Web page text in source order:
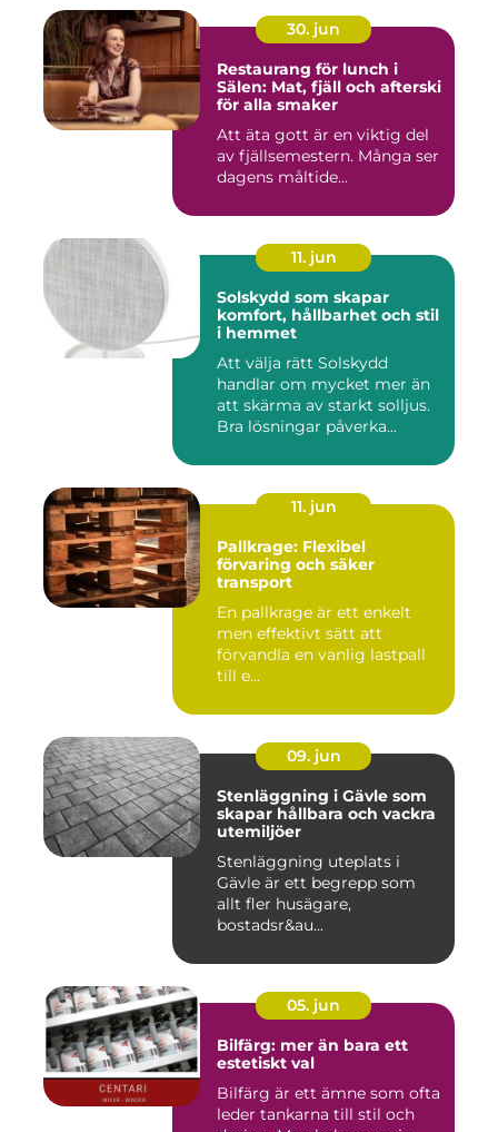
30. jun
Restaurang för lunch i
Sälen: Mat, fjäll och afterski
för alla smaker
Att äta gott är en viktig del
av fjällsemestern. Många ser
dagens måltide...
11. jun
Solskydd som skapar
komfort, hållbarhet och stil
i hemmet
Att välja rätt Solskydd
handlar om mycket mer än
att skärma av starkt solljus.
Bra lösningar påverka...
11. jun
Pallkrage: Flexibel
förvaring och säker
transport
En pallkrage är ett enkelt
men effektivt sätt att
förvandla en vanlig lastpall
till e...
09. jun
Stenläggning i Gävle som
skapar hållbara och vackra
utemiljöer
Stenläggning uteplats i
Gävle är ett begrepp som
allt fler husägare,
bostadsr&au...
05. jun
Bilfärg: mer än bara ett
estetiskt val
Bilfärg är ett ämne som ofta
leder tankarna till stil och